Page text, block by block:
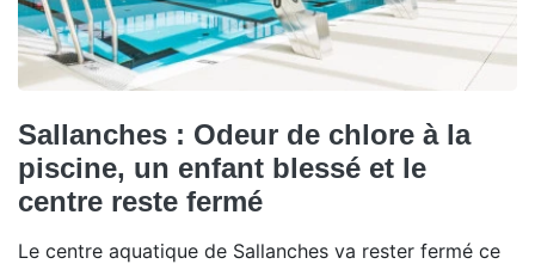
Sallanches : Odeur de chlore à la
piscine, un enfant blessé et le
centre reste fermé
Le centre aquatique de Sallanches va rester fermé ce